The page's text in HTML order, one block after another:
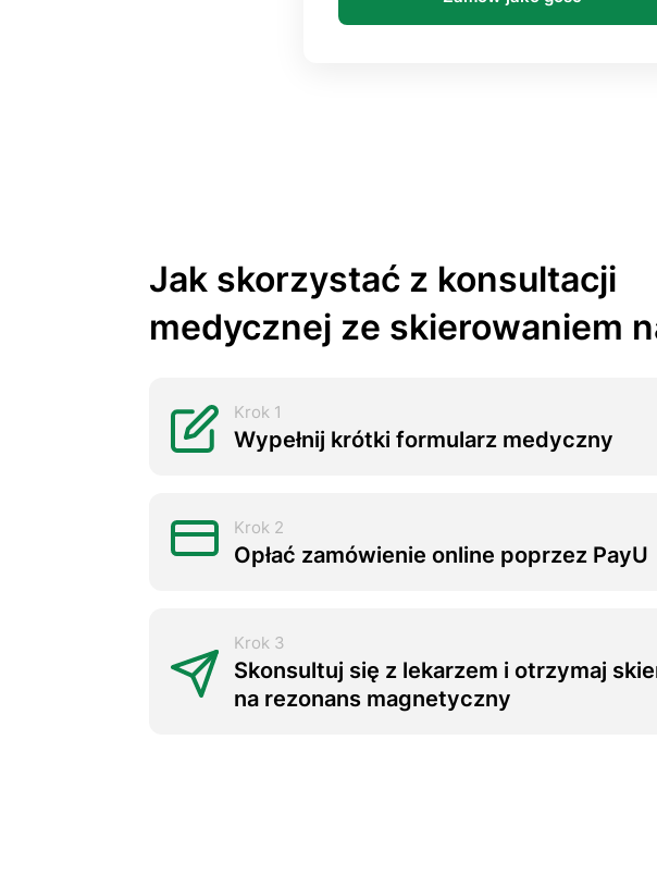
Jak skorzystać z konsultacji
medycznej ze skierowaniem
Krok 1
Wypełnij krótki formularz medyczny
Krok 2
Opłać zamówienie online poprzez PayU
Krok 3
Skonsultuj się z lekarzem i otrzymaj
na rezonans magnetyczny